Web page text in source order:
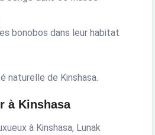
bonobos dans leur habitat
de Kinshasa.
à Kinshasa
à Kinshasa, Lunak